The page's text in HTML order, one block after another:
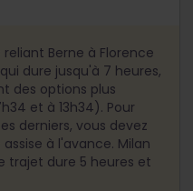
Berne à Florence
dure jusqu'à 7 heures,
des options plus
et à 13h34). Pour
derniers, vous devez
à l'avance. Milan
trajet dure 5 heures et